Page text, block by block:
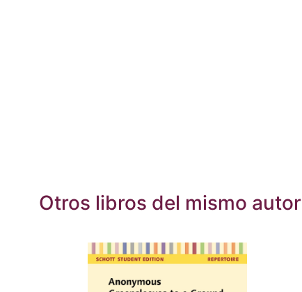
Otros libros del mismo autor